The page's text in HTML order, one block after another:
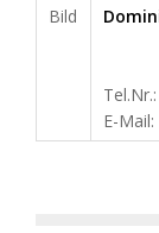
Bild
Tel.Nr.:
E-Mail: